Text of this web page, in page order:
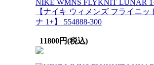
NIKE WMNS FLYKNIT LUNAR
【ナイキ ウィメンズ フライニッ
ナ 1+】 554888-300
11800円(税込)